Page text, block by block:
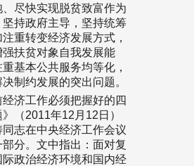
尽快实现脱贫致富作为
持政府主导，坚持统筹
重转变经济发展方式，
扶贫对象自我发展能
基本公共服务均等化，
制约发展的突出问题。
经济工作必须把握好的四
（2011年12月12日）
志在中央经济工作会议
部分。文中指出：面对复
政治经济环境和国内经